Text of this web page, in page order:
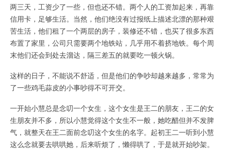
两三天，工资少了一些，但也还不错。两个人的工资加起来，再靠
信用卡，足够生活。当然，他们绝没有过报纸上描述北漂的那种艰
苦生活，他们租了一个两层的房子，装修还不错，也买了很多东西
布置了家里，公司只需要两个地铁站，几乎用不着挤地铁。每个周
末他们还会到处去溜达，隔三差五的就要吃一顿火锅。
这样的日子，不能说不舒适，但是他们的争吵却越来越多，常常为
了一些鸡毛蒜皮的小事吵得不可开交。
一开始小慧总是念叨一个女生，这个女生是王二的朋友，王二的女
生朋友并不多，所以小慧觉得这个女生不一般，她吃醋但并不发脾
气，就整天在王二面前念叨这个女生的名字。起初王二一听到小慧
这么念就要去哄哄她，后来听烦了，懒得哄了，于是就开始吵架。